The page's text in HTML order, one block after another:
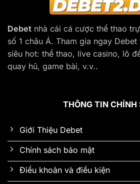
Tại
Debet
Debet nhà cái cá cược thể thao
số 1 châu Á. Tham gia ngay
siêu hot: thể thao, live casino, lô
quay hũ, game bài, v.v..
THÔNG TIN CHÍNH
Giới Thiệu Debet
Chính sách bảo mật
Điều khoản và điều kiện